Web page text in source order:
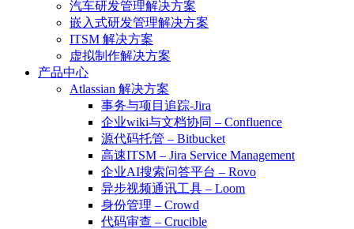
汽车研发管理解决方案
嵌入式研发管理解决方案
ITSM 解决方案
虚拟制作解决方案
产品中心
Atlassian 解决方案
事务与项目追踪-Jira
企业wiki与文档协同 – Confluence
源代码托管 – Bitbucket
高速ITSM – Jira Service Management
企业AI搜索问答平台 – Rovo
异步视频通讯工具 – Loom
身份管理 – Crowd
代码审查 – Crucible